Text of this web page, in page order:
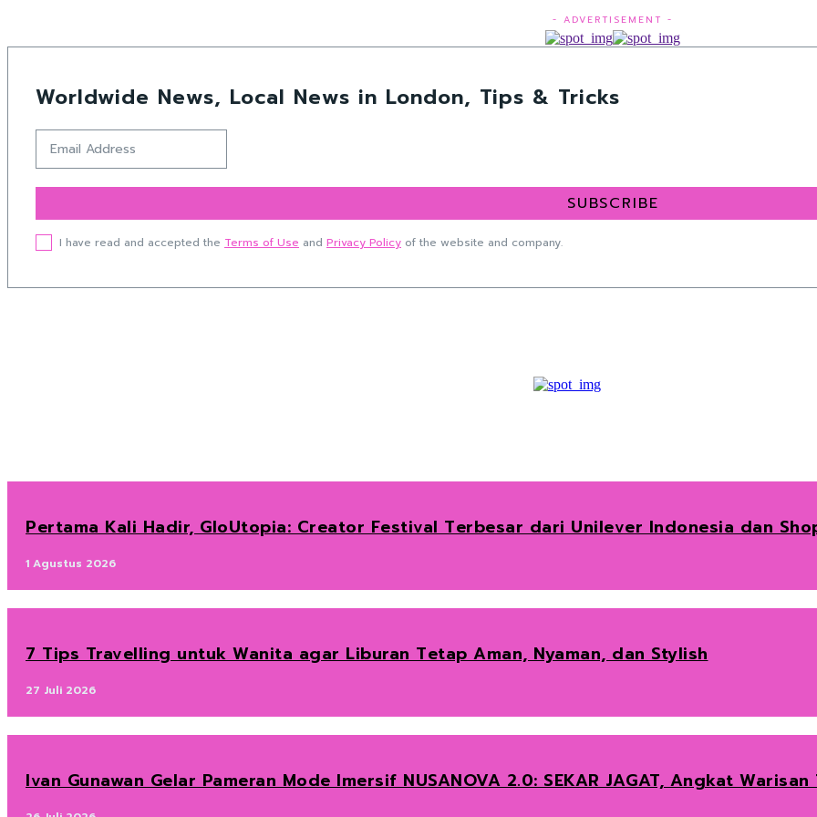
- ADVERTISEMENT -
Worldwide News, Local News in London, Tips & Tricks
SUBSCRIBE
I have read and accepted the Terms of Use and Privacy Policy of the website and company.
Pertama Kali Hadir, GloUtopia: Creator Festival Terbesar dari Unilever Indonesia dan
1 Agustus 2026
7 Tips Travelling untuk Wanita agar Liburan Tetap Aman, Nyaman, dan Stylish
27 Juli 2026
Ivan Gunawan Gelar Pameran Mode Imersif NUSANOVA 2.0: SEKAR JAGAT, Angkat